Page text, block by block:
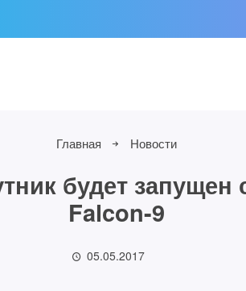
Главная Новости
будет
Falcon-9
05.05.2017